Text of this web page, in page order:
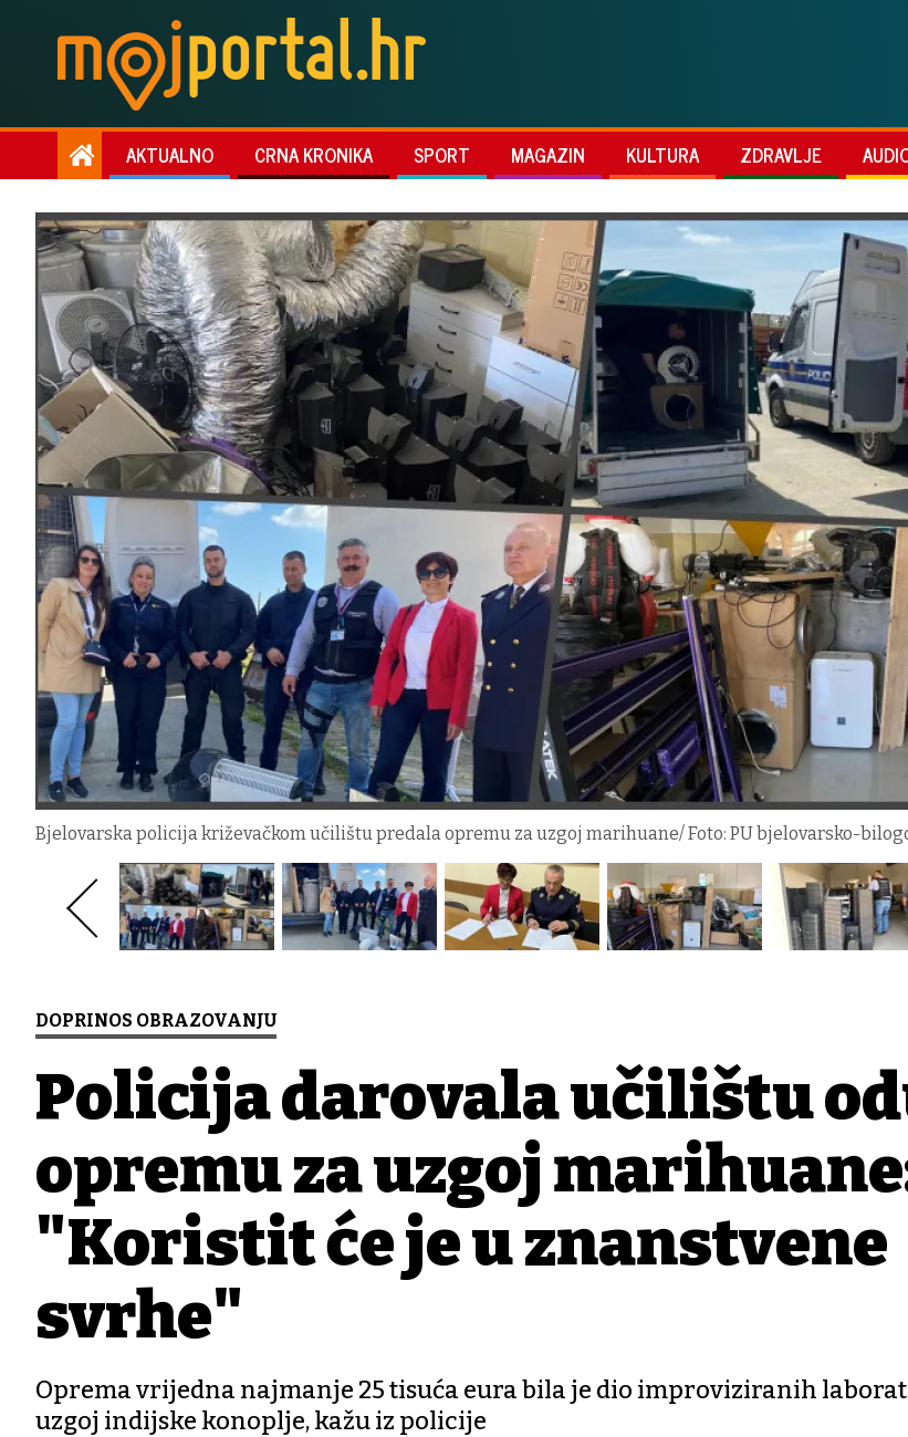
AKTUALNO CRNA KRONIKA SPORT MAGAZIN KULTURA ZDRAVLJE
Bjelovarska policija križevačkom učilištu predala opremu za uzgoj marihuane/ Foto: PU bjelovarsko-
DOPRINOS OBRAZOVANJU
Policija darovala učilištu
opremu za uzgoj
"Koristit će je u znanstvene
svrhe"
Oprema vrijedna najmanje 25 tisuća eura bila je dio improviziranih
uzgoj indijske konoplje, kažu iz policije